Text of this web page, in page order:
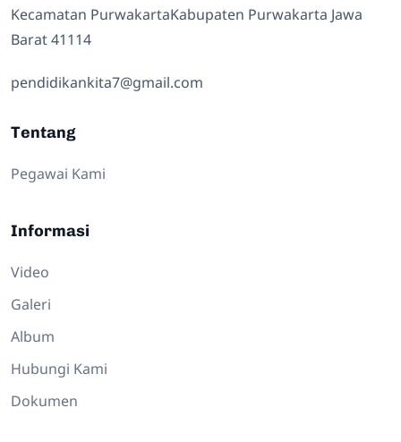
Kecamatan PurwakartaKabupaten Purwakarta Jawa
Barat 41114
pendidikankita7@gmail.com
Tentang
Pegawai Kami
Informasi
Video
Galeri
Album
Hubungi Kami
Dokumen